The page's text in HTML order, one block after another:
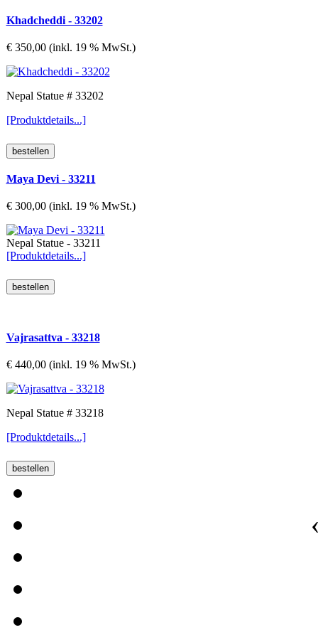
Khadcheddi - 33202
€ 350,00 (inkl. 19 % MwSt.)
Nepal Statue # 33202
[Produktdetails...]
Maya Devi - 33211
€ 300,00 (inkl. 19 % MwSt.)
Nepal Statue - 33211
[Produktdetails...]
Vajrasattva - 33218
€ 440,00 (inkl. 19 % MwSt.)
Nepal Statue # 33218
[Produktdetails...]